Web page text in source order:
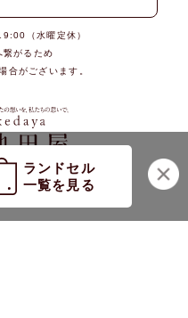
ランドセル
一覧を見る
（水曜定休）
がるため
合がございます。
Co., Ltd.